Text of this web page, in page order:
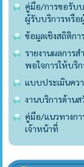
คู่มือ/การขอรับ
ผู้รับบริการหรือ
ข้อมูลเชิงสถิติกา
รายงานผลการส
พอใจการให้บริก
แบบประเมินคว
งานบริการด้านส
คู่มือ/แนวทางก
เจ้าหน้าที่